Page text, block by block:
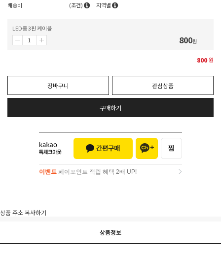
배송비
(조건) 지역별
LED용 3핀 케이블
800원
800원
장바구니 관심상품
구매하기
이벤트 페이포인트 적립 혜택 2배 UP!
상품 주소 복사하기
상품정보